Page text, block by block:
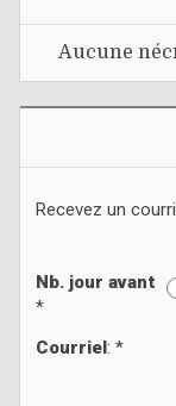
Aucune
Recevez un
Nb. jour avant
*
Courriel: *